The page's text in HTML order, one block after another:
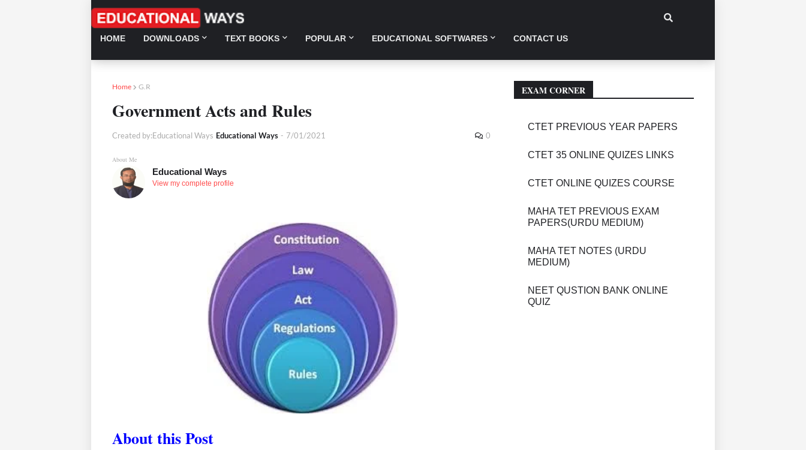
HOME DOWNLOADS TEXT BOOKS POPULAR EDUCATIONAL SOFTWARES CONTACT US
Home G.R
Government Acts and Rules
Created by:Educational Ways Educational Ways - 7/01/2021 0
About Me
Educational Ways
View my complete profile
About this Post
EXAM CORNER
CTET PREVIOUS YEAR PAPERS
CTET 35 ONLINE QUIZES LINKS
CTET ONLINE QUIZES COURSE
MAHA TET PREVIOUS EXAM
PAPERS(URDU MEDIUM)
MAHA TET NOTES (URDU
MEDIUM)
NEET QUSTION BANK ONLINE
QUIZ